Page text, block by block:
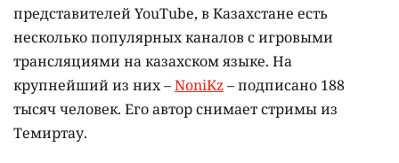
представителей YouTube, в Казахстане есть
несколько популярных каналов с игровыми
трансляциями на казахском языке. На
крупнейший из них –NoniKz– подписано 188
тысяч человек. Его автор снимает стримы из
Темиртау.